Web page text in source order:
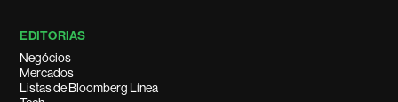
EDITORIAS
Negócios
Mercados
Listas de Bloomberg Línea